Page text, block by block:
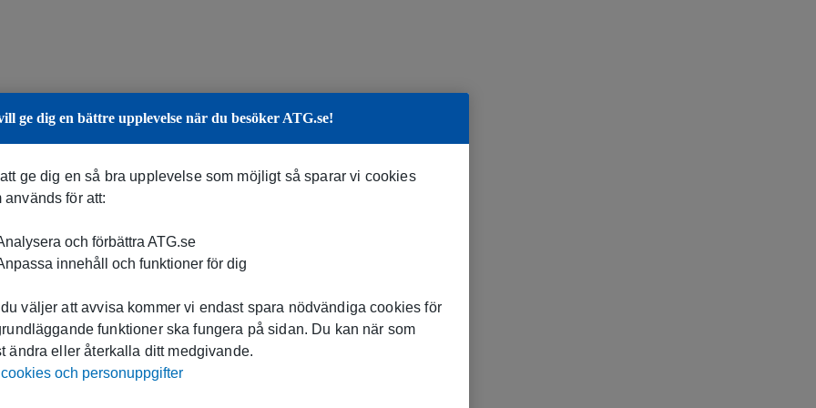
ge dig en bättre upplevelse när du besöker ATG.se!
ge dig en så bra upplevelse som möjligt så sparar vi cookies
används för att:
och förbättra ATG.se
innehåll och funktioner för dig
väljer att avvisa kommer vi endast spara nödvändiga cookies för
funktioner ska fungera på sidan. Du kan när som
ändra eller återkalla ditt medgivande.
och personuppgifter